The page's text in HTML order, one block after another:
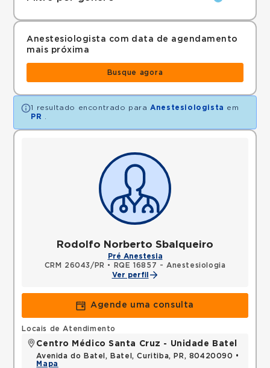
Anestesiologista com data de agendamento
mais próxima
Busque agora
1 resultado encontrado para Anestesiologista em
PR
Rodolfo Norberto Sbalqueiro
Pré Anestesia
CRM 26043/PR •
RQE 16857 - Anestesiologia
Ver perfil
Agende uma consulta
Locais de Atendimento
Centro Médico Santa Cruz - Unidade Batel
Avenida do Batel, Batel, Curitiba, PR, 80420090 •
Mapa